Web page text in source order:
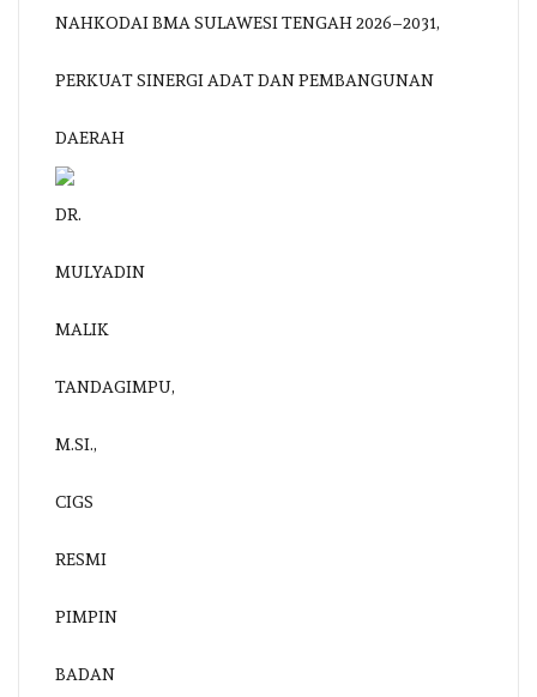
NAHKODAI BMA SULAWESI TENGAH 2026–2031,
PERKUAT SINERGI ADAT DAN PEMBANGUNAN
DAERAH